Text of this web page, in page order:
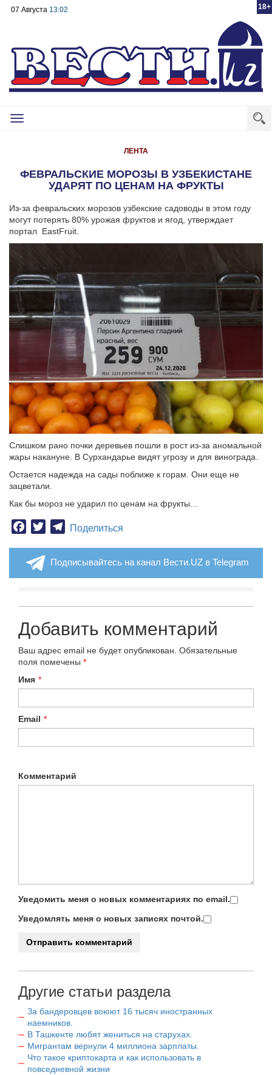
18+
07 Августа 13:02
Toggle
ЛЕНТА
ФЕВРАЛЬСКИЕ МОРОЗЫ В УЗБЕКИСТАНЕ
УДАРЯТ ПО ЦЕНАМ НА ФРУКТЫ
Из-за февральских морозов узбекские садоводы в этом году
могут потерять 80% урожая фруктов и ягод, утверждает
портал EastFruit.
Слишком рано почки деревьев пошли в рост из-за аномальной
жары накануне. В Сурхандарье видят угрозу и для винограда.
Остается надежда на сады поближе к горам. Они еще не
зацветали.
Как бы мороз не ударил по ценам на фрукты…
Facebook
TwitterTelegram
Поделиться
Подписывайтесь на канал Вести.UZ в Telegram
Добавить комментарий
Ваш адрес email не будет опубликован. Обязательные
поля помечены *
Имя *
Email *
Комментарий
Уведомить меня о новых комментариях по email.
Уведомлять меня о новых записях почтой.
Другие статьи раздела
За бандеровцев воюют 16 тысяч иностранных
наемников.
В Ташкенте любят жениться на старухах.
Мигрантам вернули 4 миллиона зарплаты.
Что такое криптокарта и как использовать в
повседневной жизни